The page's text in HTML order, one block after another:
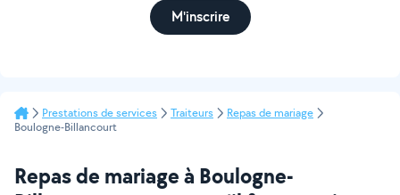
M'inscrire
Prestations de services Traiteurs
Repas de mariage
Boulogne-Billancourt
Repas de mariage à Boulogne-